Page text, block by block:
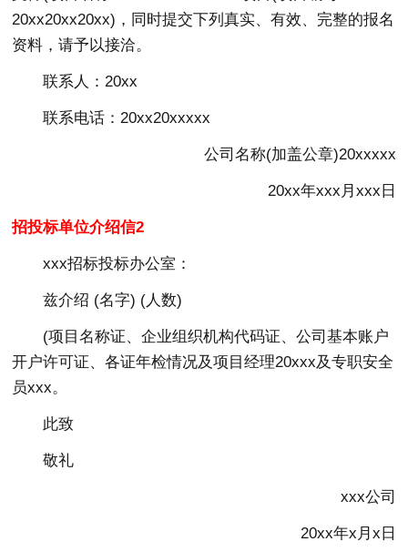
20xx20xx20xx)，同时提交下列真实、有效、完整的报名
资料，请予以接洽。
联系人：20xx
联系电话：20xx20xxxxx
公司名称(加盖公章)20xxxxx
20xx年xxx月xxx日
招投标单位介绍信2
xxx招标投标办公室：
兹介绍 (名字) (人数)
(项目名称证、企业组织机构代码证、公司基本账户
开户许可证、各证年检情况及项目经理20xxx及专职安全
员xxx。
此致
敬礼
xxx公司
20xx年x月x日